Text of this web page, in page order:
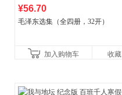
¥56.70
毛泽东选集（全四册，32开）
加入购物车 收藏